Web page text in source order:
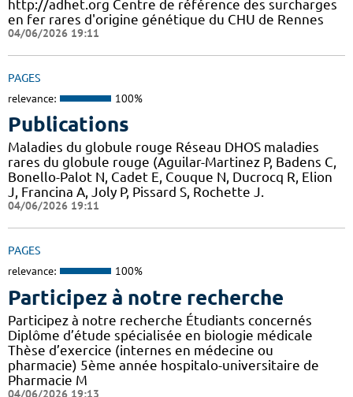
http://adhet.org Centre de référence des surcharges
en fer rares d'origine génétique du CHU de Rennes
04/06/2026 19:11
PAGES
relevance: 100%
Publications
Maladies du globule rouge Réseau DHOS maladies
rares du globule rouge (Aguilar-Martinez P, Badens C,
Bonello-Palot N, Cadet E, Couque N, Ducrocq R, Elion
J, Francina A, Joly P, Pissard S, Rochette J.
04/06/2026 19:11
PAGES
relevance: 100%
Participez à notre recherche
Participez à notre recherche Étudiants concernés
Diplôme d’étude spécialisée en biologie médicale
Thèse d’exercice (internes en médecine ou
pharmacie) 5ème année hospitalo-universitaire de
Pharmacie M
04/06/2026 19:13